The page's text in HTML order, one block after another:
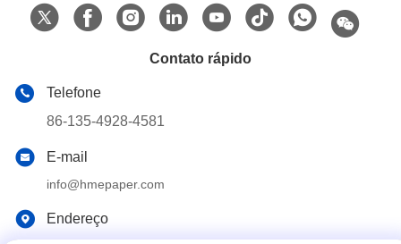
Contato rápido
Telefone
86-135-4928-4581
E-mail
info@hmepaper.com
Endereço